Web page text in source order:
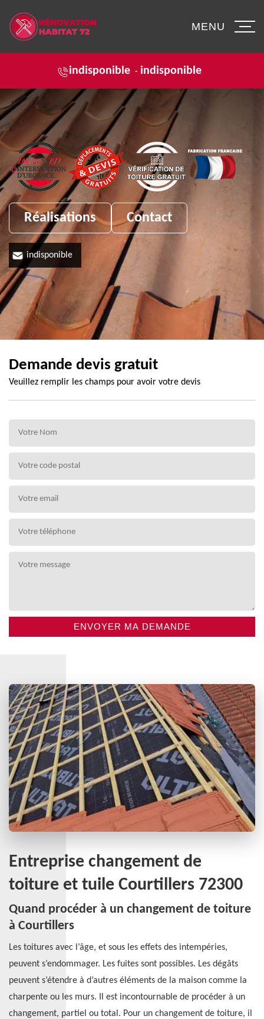
indisponible - indisponible
MENU
Réalisations Contact
indisponible
Demande devis gratuit
Veuillez remplir les champs pour avoir votre devis
Entreprise changement de
toiture et tuile Courtillers 72300
Quand procéder à un changement de toiture
à Courtillers
Les toitures avec l’âge, et sous les effets des intempéries,
peuvent s’endommager. Les fuites sont possibles. Les dégâts
peuvent s’étendre à d’autres éléments de la maison comme la
charpente ou les murs. Il est incontournable de procéder à un
changement, partiel ou total. Pour un changement de toiture, il